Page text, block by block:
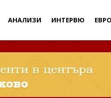
АНАЛИЗИ ИНТЕРВЮ